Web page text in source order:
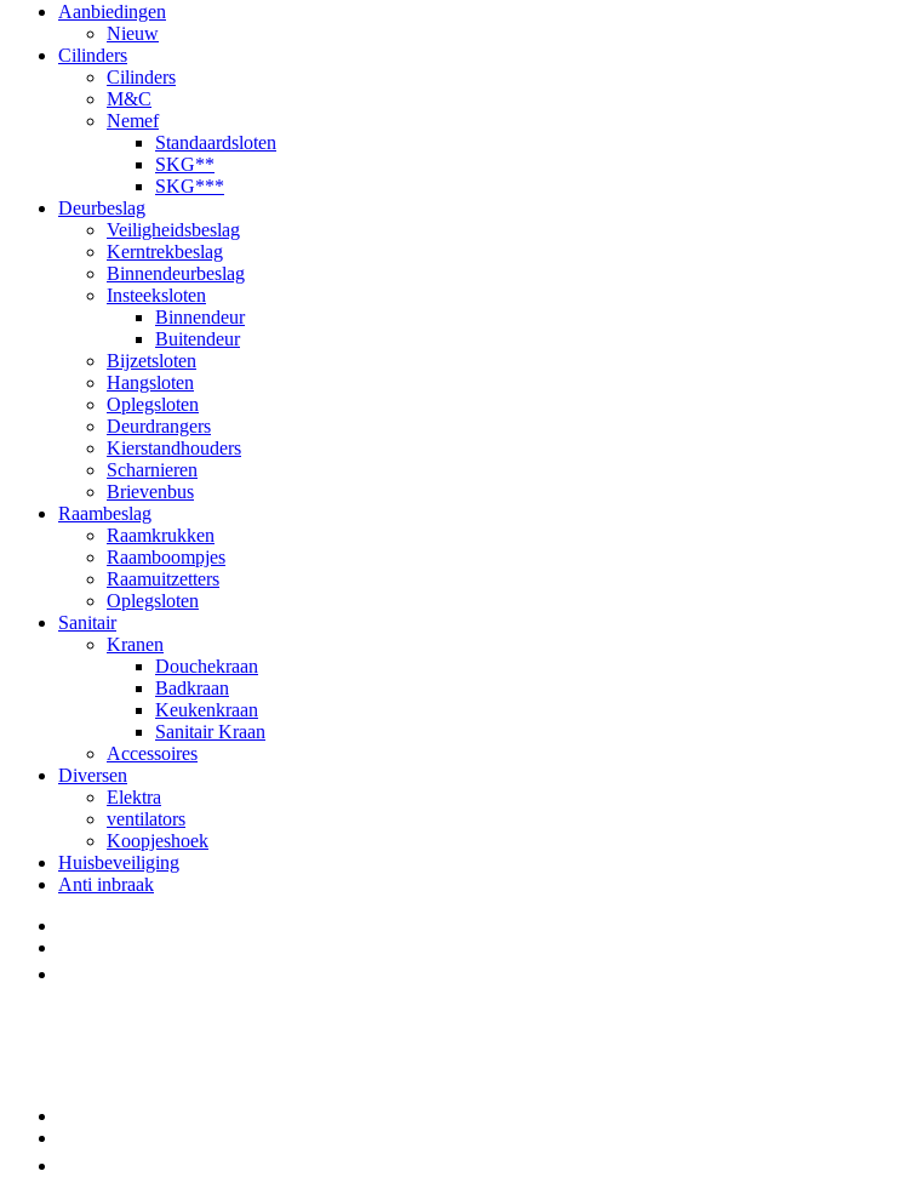
Aanbiedingen
Nieuw
Cilinders
Cilinders
M&C
Nemef
Standaardsloten
SKG**
SKG***
Deurbeslag
Veiligheidsbeslag
Kerntrekbeslag
Binnendeurbeslag
Insteeksloten
Binnendeur
Buitendeur
Bijzetsloten
Hangsloten
Oplegsloten
Deurdrangers
Kierstandhouders
Scharnieren
Brievenbus
Raambeslag
Raamkrukken
Raamboompjes
Raamuitzetters
Oplegsloten
Sanitair
Kranen
Douchekraan
Badkraan
Keukenkraan
Sanitair Kraan
Accessoires
Diversen
Elektra
ventilators
Koopjeshoek
Huisbeveiliging
Anti inbraak